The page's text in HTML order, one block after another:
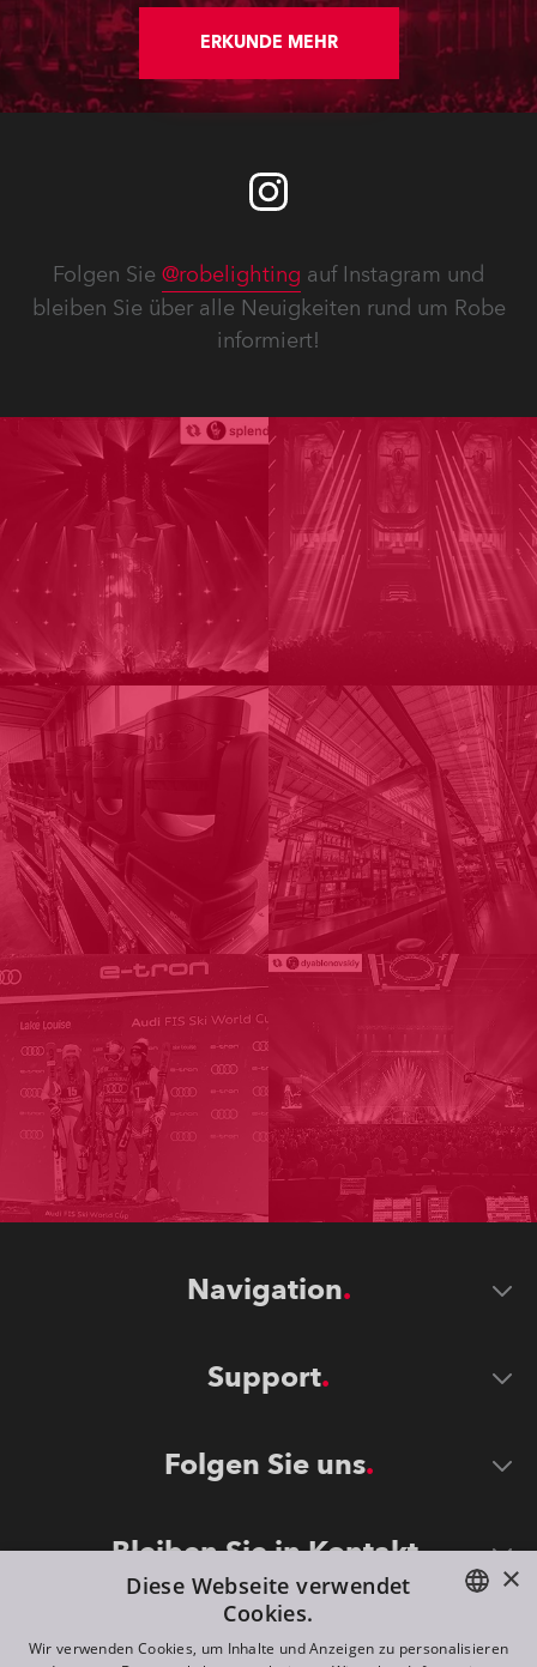
ERKUNDE MEHR
Folgen Sie @robelighting auf Instagram und
bleiben Sie über alle Neuigkeiten rund um Robe
informiert!
Navigation
Support
Folgen Sie uns
Bleiben Sie in Kontakt
ENGLISH
×
Diese Webseite verwendet
Cookies.
Wir verwenden Cookies, um Inhalte und Anzeigen zu personalisieren